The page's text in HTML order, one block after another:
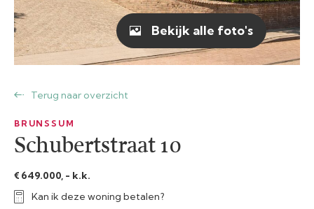
Terug naar overzicht
BRUNSSUM
Schubertstraat 10
€ 649.000, - k.k.
Kan ik deze woning betalen?
Bekijk alle foto's